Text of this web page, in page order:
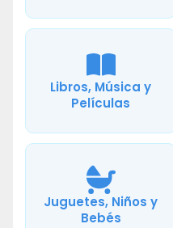
Libros, Música y
Películas
Juguetes, Niños y
Bebés